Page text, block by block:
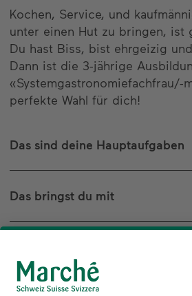
Kochen, Service, und
unter einen Hut zu bringen, ist
Du hast Biss, bist ehrgeizig
Dann ist die 3-jährige
«Systemgastronomiefachfrau/-
perfekte Wahl für dich!
Das sind deine Hauptaufgaben
Das bringst du mit